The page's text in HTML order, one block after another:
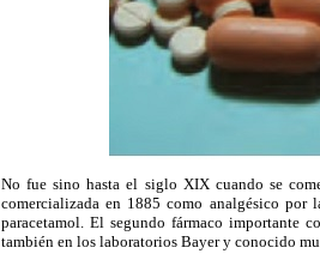
No fue sino hasta el siglo XIX cuando se
comercializada en 1885 como analgésico por
paracetamol. El segundo fármaco importante
también en los laboratorios Bayer y conocido